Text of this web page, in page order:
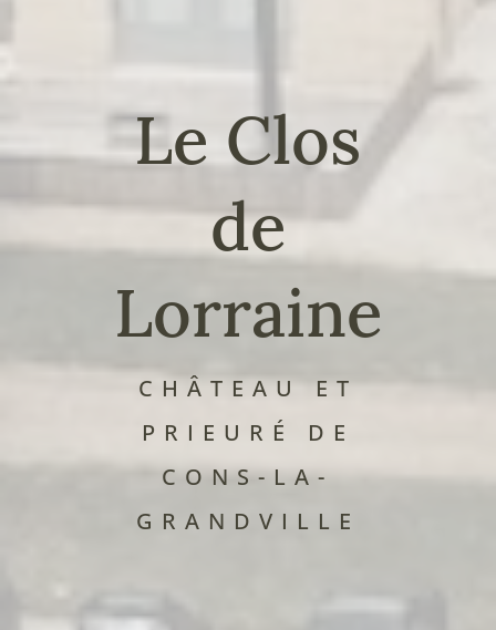
Le Clos
de
Lorraine
CHÂTEAU ET
PRIEURÉ DE
CONS-LA-
GRANDVILLE